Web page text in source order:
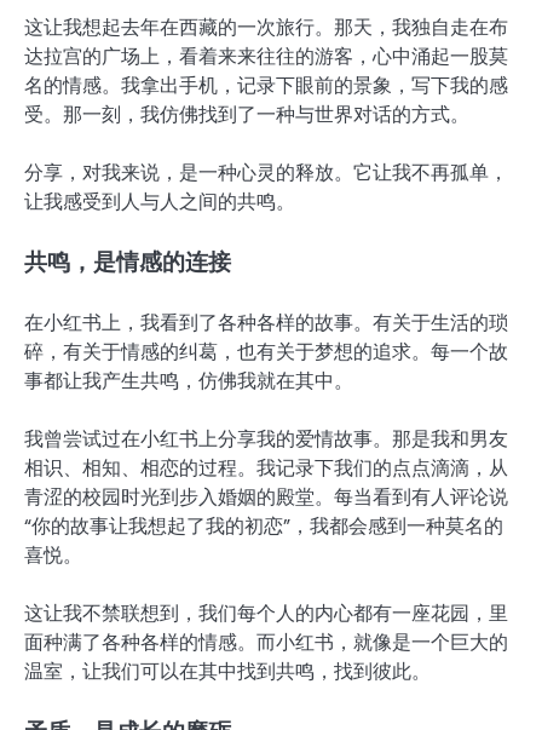
这让我想起去年在西藏的一次旅行。那天，我独自走在布
达拉宫的广场上，看着来来往往的游客，心中涌起一股莫
名的情感。我拿出手机，记录下眼前的景象，写下我的感
受。那一刻，我仿佛找到了一种与世界对话的方式。
分享，对我来说，是一种心灵的释放。它让我不再孤单，
让我感受到人与人之间的共鸣。
共鸣，是情感的连接
在小红书上，我看到了各种各样的故事。有关于生活的琐
碎，有关于情感的纠葛，也有关于梦想的追求。每一个故
事都让我产生共鸣，仿佛我就在其中。
我曾尝试过在小红书上分享我的爱情故事。那是我和男友
相识、相知、相恋的过程。我记录下我们的点点滴滴，从
青涩的校园时光到步入婚姻的殿堂。每当看到有人评论说
“你的故事让我想起了我的初恋”，我都会感到一种莫名的
喜悦。
这让我不禁联想到，我们每个人的内心都有一座花园，里
面种满了各种各样的情感。而小红书，就像是一个巨大的
温室，让我们可以在其中找到共鸣，找到彼此。